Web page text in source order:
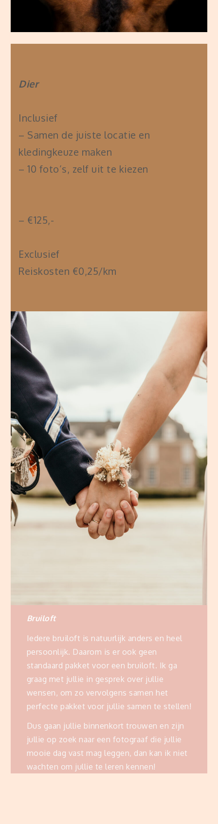
Dier
Inclusief
– Samen de juiste locatie en
kledingkeuze maken
– 10 foto’s, zelf uit te kiezen
– €125,-
Exclusief
Reiskosten €0,25/km
Bruiloft
Iedere bruiloft is natuurlijk anders en heel
persoonlijk. Daarom is er ook geen
standaard pakket voor een bruiloft. Ik ga
graag met jullie in gesprek over jullie
wensen, om zo vervolgens samen het
perfecte pakket voor jullie samen te stellen!
Dus gaan jullie binnenkort trouwen en zijn
jullie op zoek naar een fotograaf die jullie
mooie dag vast mag leggen, dan kan ik niet
wachten om jullie te leren kennen!